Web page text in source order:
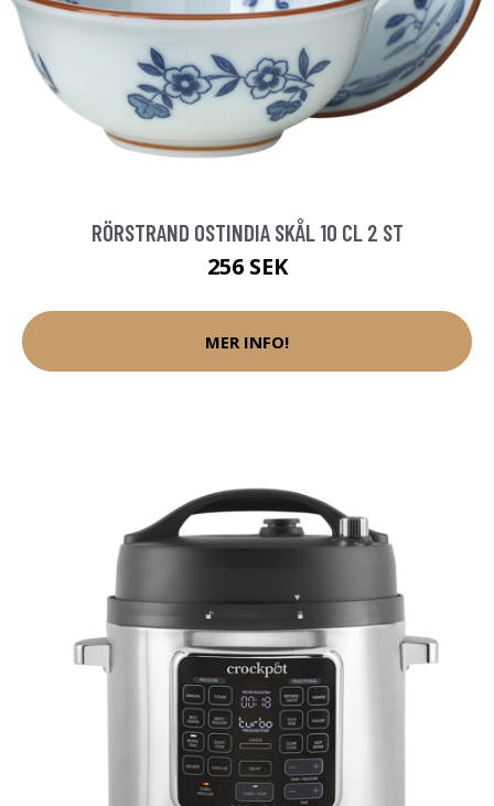
RÖRSTRAND OSTINDIA SKÅL 10 CL 2 ST
256 SEK
MER INFO!